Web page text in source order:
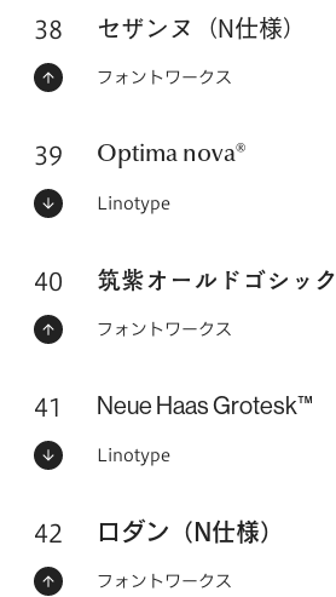
38
ステータス：
フォントシリーズ
セザンヌ（N仕様）
フォントメーカー
フォントワークス
39
ステータス：
フォントシリーズ
Optima nova®
フォントメーカー
Linotype
40
ステータス：
フォントシリーズ
筑紫オールドゴシック
フォントメーカー
フォントワークス
41
ステータス：
フォントシリーズ
Neue Haas Grotesk™
フォントメーカー
Linotype
42
ステータス：
フォントシリーズ
ロダン（N仕様）
フォントメーカー
フォントワークス